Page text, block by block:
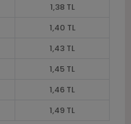
1,38 TL
1,40 TL
1,43 TL
1,45 TL
1,46 TL
1,49 TL